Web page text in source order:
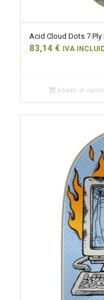
Acid Cloud Dots 7 Ply
83,14 € IVA
Añadir al